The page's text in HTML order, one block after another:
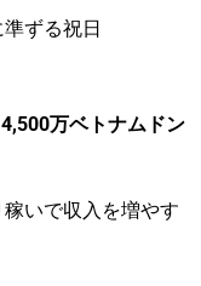
ずる祝日
4,500万ベトナムドン
いで収入を増やす